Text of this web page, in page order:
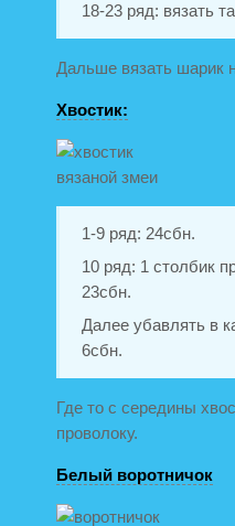
18-23 ряд: вязать
Дальше вязать шарик
Хвостик:
1-9 ряд: 24сбн.
10 ряд: 1 столбик
23сбн.
Далее убавлять в
6сбн.
Где то с середины
проволоку.
Белый воротничок